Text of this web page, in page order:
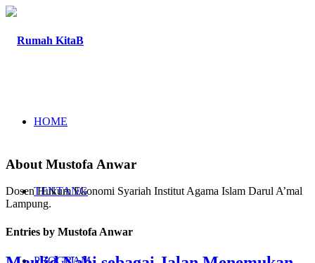
HOME
TENTANG
PROGRAM
About Mustofa Anwar
Dosen Hukum Ekonomi Syariah Institut Agama Islam Darul A’mal
Lampung.
Entries by Mustofa Anwar